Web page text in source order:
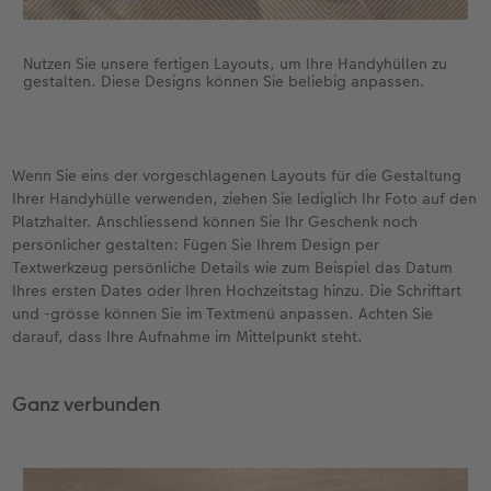
Nutzen Sie unsere fertigen Layouts, um Ihre Handyhüllen zu
gestalten. Diese Designs können Sie beliebig anpassen.
Wenn Sie eins der vorgeschlagenen Layouts für die Gestaltung
Ihrer Handyhülle verwenden, ziehen Sie lediglich Ihr Foto auf den
Platzhalter. Anschliessend können Sie Ihr Geschenk noch
persönlicher gestalten: Fügen Sie Ihrem Design per
Textwerkzeug persönliche Details wie zum Beispiel das Datum
Ihres ersten Dates oder Ihren Hochzeitstag hinzu. Die Schriftart
und -grösse können Sie im Textmenü anpassen. Achten Sie
darauf, dass Ihre Aufnahme im Mittelpunkt steht.
Ganz verbunden